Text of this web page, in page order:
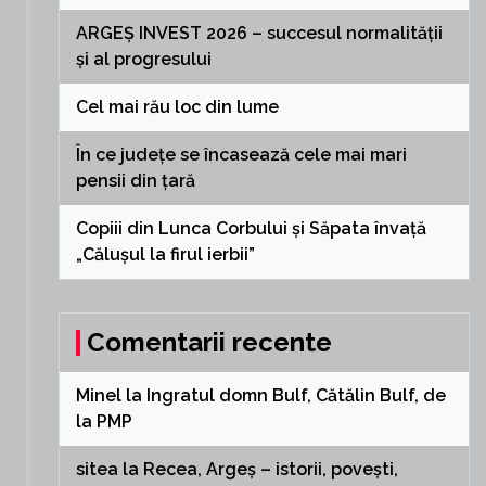
ARGEȘ INVEST 2026 – succesul normalității
și al progresului
Cel mai rău loc din lume
În ce județe se încasează cele mai mari
pensii din țară
Copiii din Lunca Corbului și Săpata învață
„Călușul la firul ierbii”
Comentarii recente
Minella Ingratul domn Bulf, Cătălin Bulf, de
la PMP
sitea la Recea, Argeș – istorii, povești,